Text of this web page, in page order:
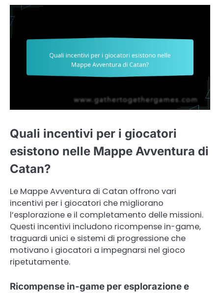
Quali incentivi per i giocatori
esistono nelle Mappe Avventura di
Catan?
Le Mappe Avventura di Catan offrono vari
incentivi per i giocatori che migliorano
l’esplorazione e il completamento delle missioni.
Questi incentivi includono ricompense in-game,
traguardi unici e sistemi di progressione che
motivano i giocatori a impegnarsi nel gioco
ripetutamente.
Ricompense in-game per esplorazione e